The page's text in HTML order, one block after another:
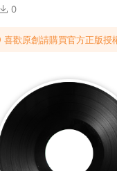
0
喜歡原創請購買官方正版授